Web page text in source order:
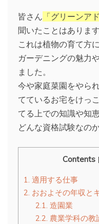
皆さん 「グリーンア
聞いたことはあります
これは植物の育て方
ガーデニングの魅力
ました。
今や家庭菜園をやら
てているお宅をけっ
てる上での知識や知
どんな資格試験なの
Contents
1. 適用する仕事
2. おおよその年収と
2.1. 造園業
2.2. 農業学科の教